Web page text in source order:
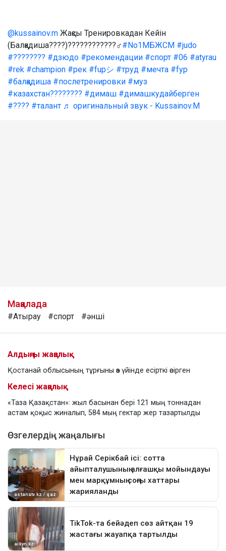
@kussainov.m Жақсы Тренировкадан Кейін
(Балқадиша????)????????????‍♂️#No1МБЖСМ #judo
#???????? #дзюдо #рекомендации #спорт #06 #atyrau
#rek #champion #рек #fupシ #труд #мечта #fyp
#балқадиша #послетренировки #муз
#казахстан???????? #димаш #димашкудайберген
#???? #талант ♬ оригинальный звук - Kussainov.M
Мақалада
#Атырау #спорт #әнші
Алдыңғы жаңалық
Қостанай облысының тұрғыны өз үйінде есірткі өсірген
Келесі жаңалық
«Таза Қазақстан»: жыл басынан бері 121 мың тоннадан
астам қоқыс жиналып, 584 мың гектар жер тазартылды